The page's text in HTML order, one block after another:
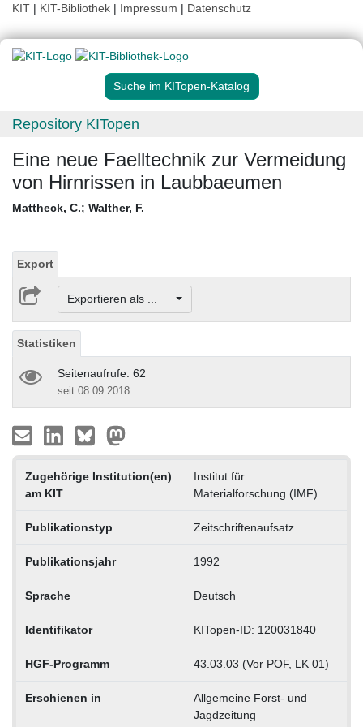
KIT | KIT-Bibliothek | Impressum | Datenschutz
Suche im KITopen-Katalog
Repository KITopen
Eine neue Faelltechnik zur Vermeidung
von Hirnrissen in Laubbaeumen
Mattheck, C.; Walther, F.
Export
Exportieren als ...
Statistiken
Seitenaufrufe: 62
seit 08.09.2018
Zugehörige Institution(en)
am KIT
Institut für
Materialforschung (IMF)
Publikationstyp Zeitschriftenaufsatz
Publikationsjahr 1992
Sprache Deutsch
Identifikator KITopen-ID: 120031840
HGF-Programm 43.03.03 (Vor POF, LK 01)
Erschienen in
Allgemeine Forst- und
Jagdzeitung